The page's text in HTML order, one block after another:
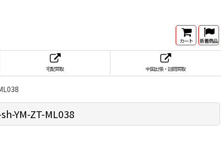
カート 新着商品
宅配買取 全国出張・訪問買取
YM-ZT-ML038